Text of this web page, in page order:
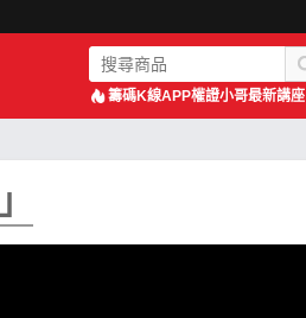
籌碼K線APP權證小哥最新講座